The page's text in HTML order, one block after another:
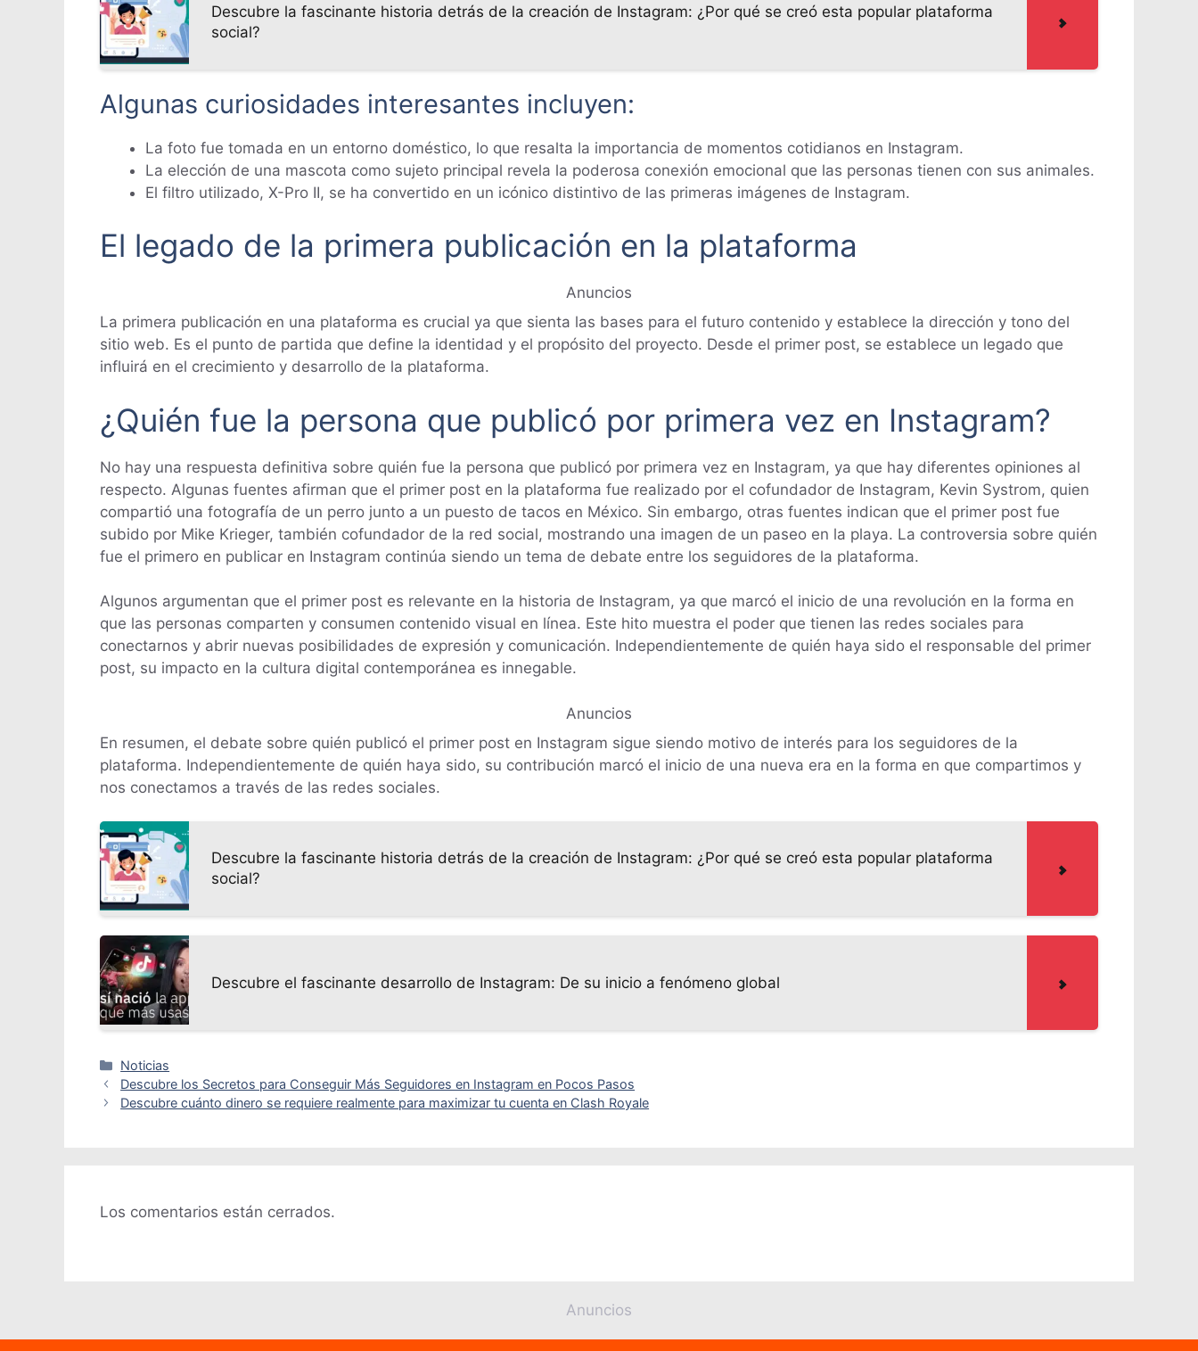
Descubre la fascinante historia detrás de la creación de Instagram: ¿Por qué se creó esta popular plataforma
social?
Algunas curiosidades interesantes incluyen:
La foto fue tomada en un entorno doméstico, lo que resalta la importancia de momentos cotidianos en Instagram.
La elección de una mascota como sujeto principal revela la poderosa conexión emocional que las personas tienen con sus animales.
El filtro utilizado, X-Pro II, se ha convertido en un icónico distintivo de las primeras imágenes de Instagram.
El legado de la primera publicación en la plataforma
Anuncios
La primera publicación en una plataforma es crucial ya que sienta las bases para el futuro contenido y establece la dirección y tono del
sitio web. Es el punto de partida que define la identidad y el propósito del proyecto. Desde el primer post, se establece un legado que
influirá en el crecimiento y desarrollo de la plataforma.
¿Quién fue la persona que publicó por primera vez en Instagram?
No hay una respuesta definitiva sobre quién fue la persona que publicó por primera vez en Instagram, ya que hay diferentes opiniones al
respecto. Algunas fuentes afirman que el primer post en la plataforma fue realizado por el cofundador de Instagram, Kevin Systrom, quien
compartió una fotografía de un perro junto a un puesto de tacos en México. Sin embargo, otras fuentes indican que el primer post fue
subido por Mike Krieger, también cofundador de la red social, mostrando una imagen de un paseo en la playa. La controversia sobre quién
fue el primero en publicar en Instagram continúa siendo un tema de debate entre los seguidores de la plataforma.
Algunos argumentan que el primer post es relevante en la historia de Instagram, ya que marcó el inicio de una revolución en la forma en
que las personas comparten y consumen contenido visual en línea. Este hito muestra el poder que tienen las redes sociales para
conectarnos y abrir nuevas posibilidades de expresión y comunicación. Independientemente de quién haya sido el responsable del primer
post, su impacto en la cultura digital contemporánea es innegable.
Anuncios
En resumen, el debate sobre quién publicó el primer post en Instagram sigue siendo motivo de interés para los seguidores de la
plataforma. Independientemente de quién haya sido, su contribución marcó el inicio de una nueva era en la forma en que compartimos y
nos conectamos a través de las redes sociales.
Descubre la fascinante historia detrás de la creación de Instagram: ¿Por qué se creó esta popular plataforma
social?
Descubre el fascinante desarrollo de Instagram: De su inicio a fenómeno global
Categorías
Noticias
Descubre los Secretos para Conseguir Más Seguidores en Instagram en Pocos Pasos
Descubre cuánto dinero se requiere realmente para maximizar tu cuenta en Clash Royale
Los comentarios están cerrados.
Anuncios